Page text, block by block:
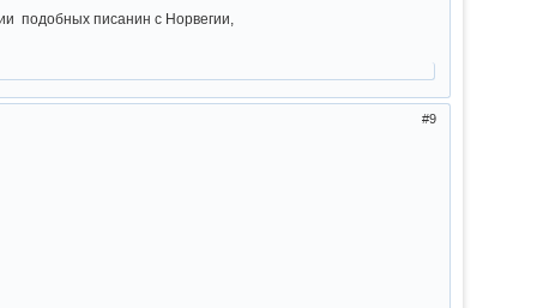
подобных писанин с Норвегии,
9